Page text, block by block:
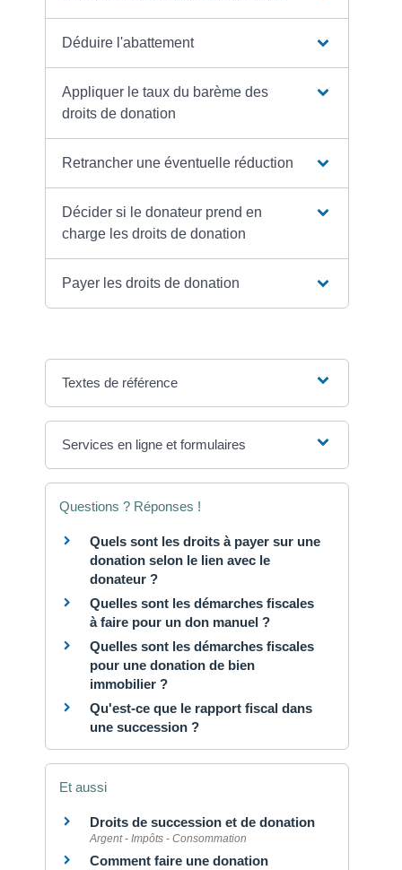
Déduire l'abattement
Appliquer le taux du barème des
droits de donation
Retrancher une éventuelle réduction
Décider si le donateur prend en
charge les droits de donation
Payer les droits de donation
Textes de référence
Services en ligne et formulaires
Questions ? Réponses !
Quels sont les droits à payer sur une
donation selon le lien avec le
donateur ?
Quelles sont les démarches fiscales
à faire pour un don manuel ?
Quelles sont les démarches fiscales
pour une donation de bien
immobilier ?
Qu'est-ce que le rapport fiscal dans
une succession ?
Et aussi
Droits de succession et de donation
Argent - Impôts - Consommation
Comment faire une donation